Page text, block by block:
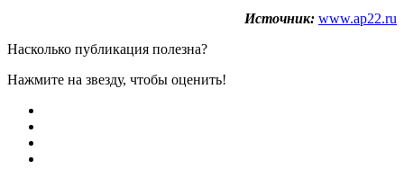
Источник: www.ap22.ru
Насколько публикация полезна?
Нажмите на звезду, чтобы оценить!